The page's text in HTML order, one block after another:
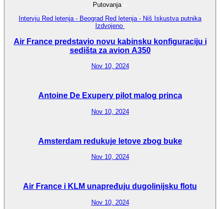
Putovanja
Intervju Red letenja - Beograd Red letenja - Niš Iskustva putnika
Izdvojeno
Air France predstavio novu kabinsku konfiguraciju i
sedišta za avion A350
Nov 10, 2024
Antoine De Exupery pilot malog princa
Nov 10, 2024
Amsterdam redukuje letove zbog buke
Nov 10, 2024
Air France i KLM unapređuju dugolinijsku flotu
Nov 10, 2024